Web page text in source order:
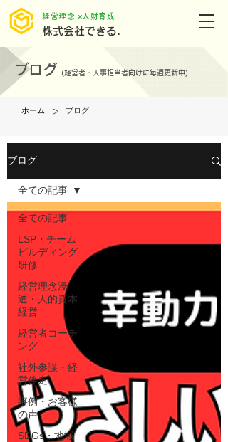
株式会社できる.
​経営理念 ×人財育成
ブログ (経営者・人事担当者向けに毎週更新中)
ホーム > ブログ
ブログ
全ての記事
LSP・チーム
ビルディング
研修
経営理念浸
透・人的資本
経営
経営者コーチ
ング
社外参謀・経
営伴走
事例・お客様
の声
SDGs・地域
全ての記事